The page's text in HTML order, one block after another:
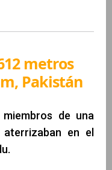
metros
Pakistán
de una
aterrizaban en el